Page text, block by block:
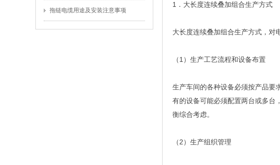
拖链电缆用途及安装注意事项
1．大长度连续叠加组合生产方式
大长度连续叠加组合生产方式，对
（1）生产工艺流程和设备布置
生产车间的各种设备必须按产品要
有的设备可能必须配置两台或多台
衡综合考虑。
（2）生产组织管理